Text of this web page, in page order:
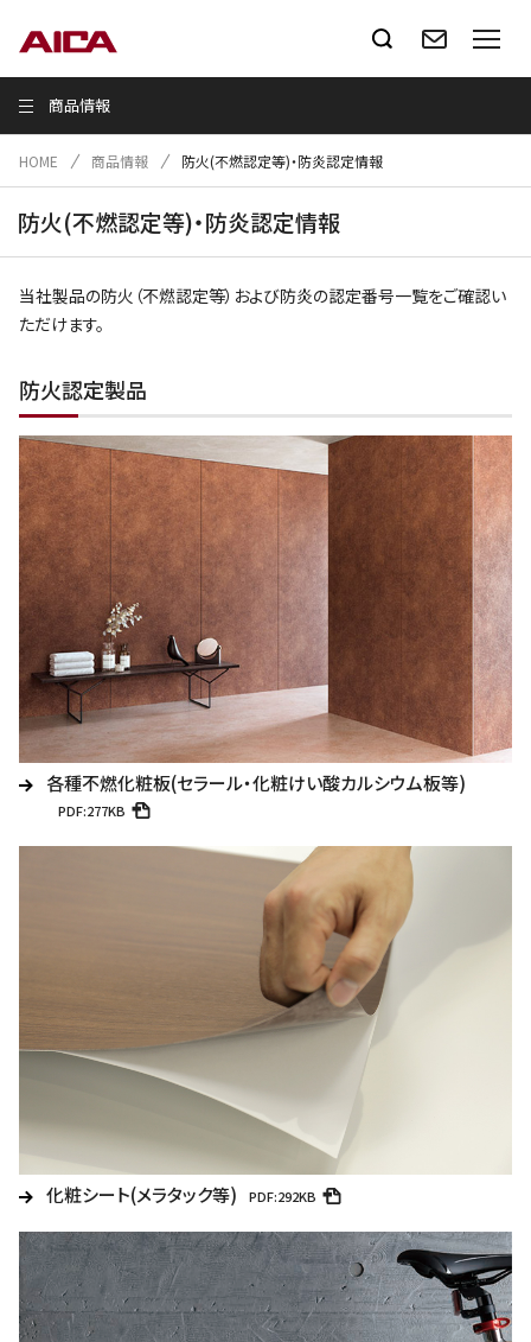
商品情報
HOME 商品情報 防火(不燃認定等)・防炎認定情報
防火(不燃認定等)・防炎認定情報
当社製品の防火（不燃認定等）および防炎の認定番号一覧をご確認い
ただけます。
防火認定製品
各種不燃化粧板(セラール・化粧けい酸カルシウム板等)
PDF:277KB
化粧シート(メラタック等) PDF:292KB